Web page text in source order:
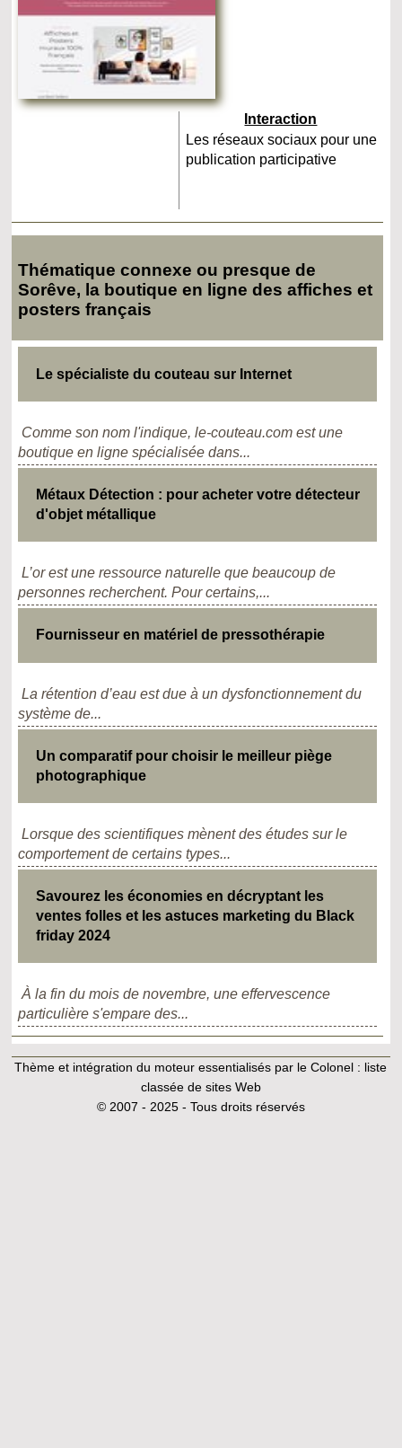
Interaction
Les réseaux sociaux pour une
publication participative
Thématique connexe ou presque de
Sorêve, la boutique en ligne des affiches et
posters français
Le spécialiste du couteau sur Internet
Comme son nom l'indique, le-couteau.com est une
boutique en ligne spécialisée dans...
Métaux Détection : pour acheter votre détecteur
d'objet métallique
L’or est une ressource naturelle que beaucoup de
personnes recherchent. Pour certains,...
Fournisseur en matériel de pressothérapie
La rétention d’eau est due à un dysfonctionnement du
système de...
Un comparatif pour choisir le meilleur piège
photographique
Lorsque des scientifiques mènent des études sur le
comportement de certains types...
Savourez les économies en décryptant les
ventes folles et les astuces marketing du Black
friday 2024
À la fin du mois de novembre, une effervescence
particulière s'empare des...
Thème et intégration du moteur essentialisés par le Colonel : liste
classée de sites Web
© 2007 - 2025 - Tous droits réservés